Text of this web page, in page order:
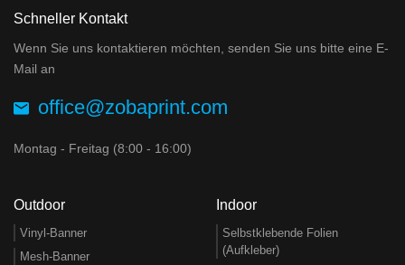
Schneller Kontakt
Wenn Sie uns kontaktieren möchten, senden Sie uns bitte eine E-
Mail an
office@zobaprint.com
Montag - Freitag (8:00 - 16:00)
Outdoor
Vinyl-Banner
Mesh-Banner
Indoor
Selbstklebende Folien
(Aufkleber)